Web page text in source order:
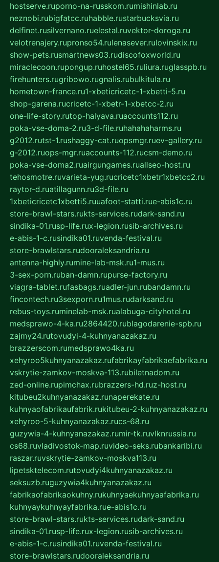
hostserve.ruporno-na-russkom.rumishinlab.ru
neznobi.rubigfatcc.ruhabble.rustarbucksvia.ru
delfinet.rusilvernano.ruelestal.ruvektor-doroga.ru
velotrenajery.rupronso54.rulenasever.rulovinskix.ru
show-pets.rusmartnews03.rudiscofoxworld.ru
miraclecoon.rupongup.ruhostel65.ruliura.ruglasspb.ru
firehunters.rugribowo.rugnalis.rubulkitula.ru
hometown-france.ru1-xbeticricetc-1-xbetti-5.ru
shop-garena.rucricetc-1-xbetr-1-xbetcc-2.ru
one-life-story.rutop-halyava.ruaccounts112.ru
poka-vse-doma-2.ru3-d-file.ruhahahaharms.ru
g2012.rutst-1.rushaggy-cat.ruopsmgr.ruev-gallery.ru
g-2012.ruops-mgr.ruaccounts-112.rucsm-demo.ru
poka-vse-doma2.ruairgungames.ruallseo-host.ru
tehosmotre.ruvarieta-yug.rucricetc1xbetr1xbetcc2.ru
raytor-d.ruatillagunn.ru3d-file.ru
1xbeticricetc1xbetti5.ruuafoot-statti.rue-abis1c.ru
store-brawl-stars.rukts-services.rudark-sand.ru
sindika-01.rusp-life.rux-legion.rusib-archives.ru
e-abis-1-c.rusindika01.ruvenda-festival.ru
store-brawlstars.rudooraleksandria.ru
antenna-highly.rumine-lab-msk.ru1-mus.ru
3-sex-porn.ruban-damn.rupurse-factory.ru
viagra-tablet.rufasbags.ruadler-jun.rubandamn.ru
fincontech.ru3sexporn.ru1mus.rudarksand.ru
rebus-toys.ruminelab-msk.rualabuga-cityhotel.ru
medsprawo-4-ka.ru2864420.rublagodarenie-spb.ru
zajmy24.rutovudyi-4-kuhnyanazakaz.ru
brazzerscom.rumedsprawo4ka.ru
xehyroo5kuhnyanazakaz.rufabrikayfabrikaefabrika.ru
vskrytie-zamkov-moskva-113.rubiletnadom.ru
zed-online.rupimchax.rubrazzers-hd.ruz-host.ru
kitubeu2kuhnyanazakaz.runaperekate.ru
kuhnyaofabrikaufabrik.rukitubeu-2-kuhnyanazakaz.ru
xehyroo-5-kuhnyanazakaz.rucs-68.ru
guzywia-4-kuhnyanazakaz.rumir-tk.ruvlknrussia.ru
cs68.ruvladivostok-map.ruvideo-seks.rubankaribi.ru
raszar.ruvskrytie-zamkov-moskva113.ru
lipetsktelecom.rutovudyi4kuhnyanazakaz.ru
seksuzb.ruguzywia4kuhnyanazakaz.ru
fabrikaofabrikaokuhny.rukuhnyaekuhnyaafabrika.ru
kuhnyaykuhnyayfabrika.rue-abis1c.ru
store-brawl-stars.rukts-services.rudark-sand.ru
sindika-01.rusp-life.rux-legion.rusib-archives.ru
e-abis-1-c.rusindika01.ruvenda-festival.ru
store-brawlstars.rudooraleksandria.ru